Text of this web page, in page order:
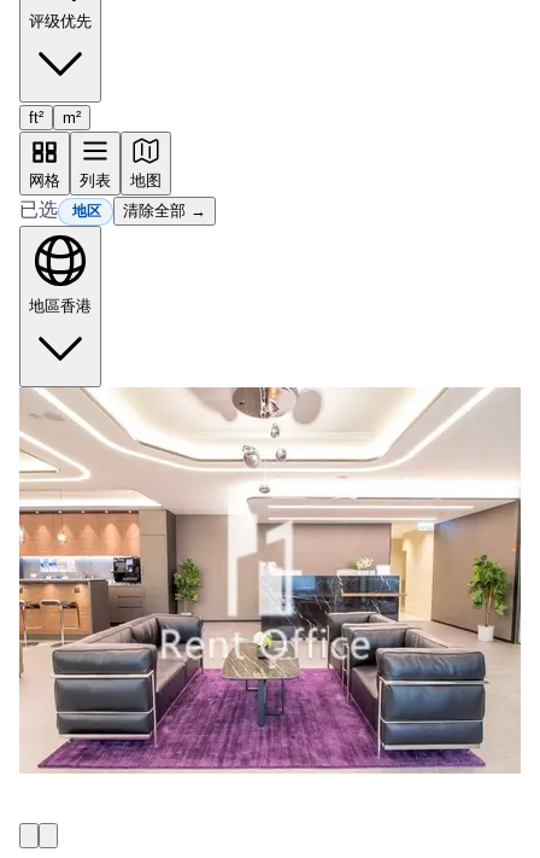
评级优先
ft² m²
网格 列表 地图
已选 地区 清除全部 →
地區香港